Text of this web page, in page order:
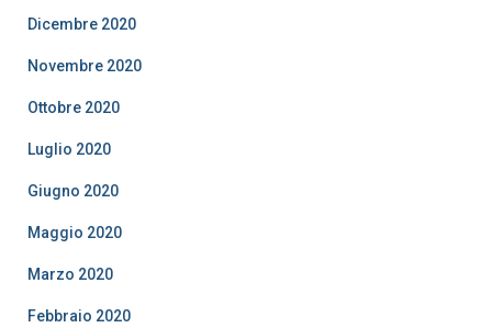
Dicembre 2020
Novembre 2020
Ottobre 2020
Luglio 2020
Giugno 2020
Maggio 2020
Marzo 2020
Febbraio 2020